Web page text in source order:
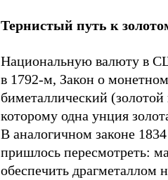
Тернистый путь к
Национальную валюту в
в 1792-м, Закон о
биметаллический (золотой
которому одна унция
В аналогичном законе
пришлось пересмотреть:
обеспечить